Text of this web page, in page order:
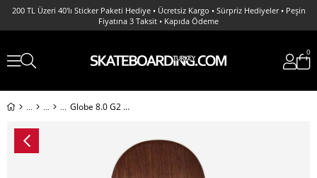
200 TL Üzeri 40'lı Sticker Paketi Hediye • Ücretsiz Kargo • Sürpriz Hediyeler • Peşin
Fiyatına 3 Taksit • Kapıda Ödeme
0
Globe 8.0 G2 Check Please - Dark Maple Grunge Complete Profesyonel Kaykay